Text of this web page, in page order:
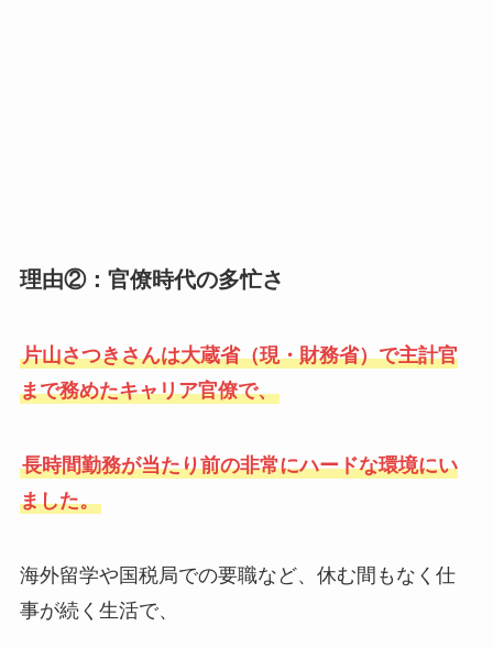
理由②：官僚時代の多忙さ
片山さつきさんは大蔵省（現・財務省）で主計官
まで務めたキャリア官僚で、
長時間勤務が当たり前の非常にハードな環境にい
ました。
海外留学や国税局での要職など、休む間もなく仕
事が続く生活で、